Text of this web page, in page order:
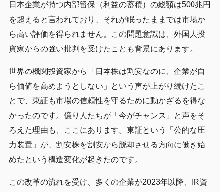
日本企業が持つ内部留保（利益の蓄積）の総額は500兆円
を超えると言われており、それが眠ったままでは市場か
ら高い評価を得られません。この問題意識は、外国人投
資家からの強い批判を受けたことも背景にあります。
世界の機関投資家から「日本株は割安なのに、企業が自
ら価値を高めようとしない」という声が上がり続けたこ
とで、東証も市場の信頼性を守るために動かざるを得な
かったのです。億り人たちが「今がチャンス」と声をそ
ろえた理由も、ここにあります。東証という「公的な圧
力装置」が、割安株を割安から脱却させる方向に働き始
めたという構造変化が起きたのです。
この改革の流れを受け、多くの企業が2023年以降、IR資